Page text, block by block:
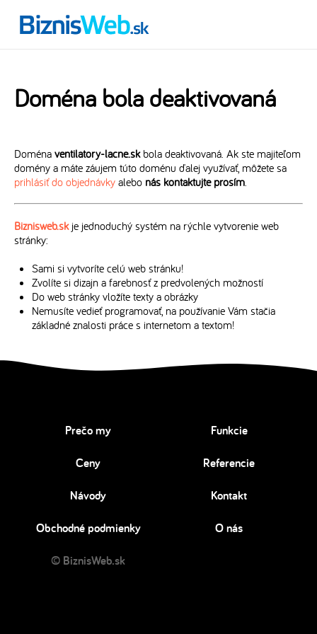
Doména bola deaktivovaná
Doména ventilatory-lacne.skbola deaktivovaná. Ak ste majiteľom
domény a máte záujem túto doménu ďalej využívať, môžete sa
prihlásiť do objednávky alebo nás kontaktujte prosím.
Biznisweb.skje jednoduchý systém na rýchle vytvorenie web
stránky:
Sami si vytvoríte celú web stránku!
Zvolíte si dizajn a farebnosť z predvolených možností
Do web stránky vložíte texty a obrázky
Nemusíte vedieť programovať, na používanie Vám stačia
základné znalosti práce s internetom a textom!
Prečo my Funkcie
Ceny Referencie
Návody Kontakt
Obchodné podmienky O nás
© BiznisWeb.sk